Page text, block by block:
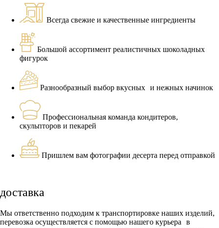
Всегда свежие и качественные ингредиенты
Большой ассортимент реалистичных шоколадных
фигурок
Разнообразный выбор вкусных и нежных начинок
Профессиональная команда кондитеров,
скульпторов и пекарей
Пришлем вам фотографии десерта перед отправкой
доставка
Мы ответственно подходим к транспортировке наших изделий,
перевозка осуществляется с помощью нашего курьера в